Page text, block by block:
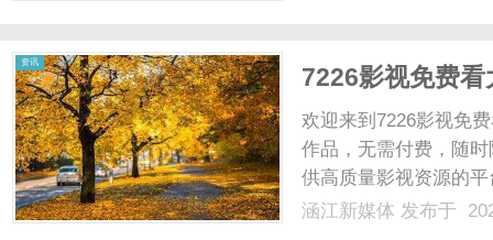
资讯
7226影视免费
欢迎来到7226影视免
作品，无需付费，随
供高质量影视资源的
节目以及动画片，为
涵江新媒体 发布于